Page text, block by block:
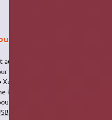
tour de Xubuntu de
livrer ses images
a décidé d'augmenter
ISO de Xubuntu à 1 Go,
être gravée que sur un